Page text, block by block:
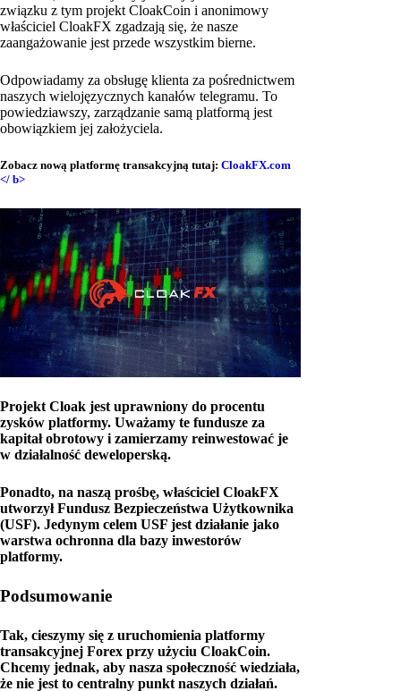
związku z tym projekt CloakCoin i anonimowy
właściciel CloakFX zgadzają się, że nasze
zaangażowanie jest przede wszystkim bierne.
Odpowiadamy za obsługę klienta za pośrednictwem
naszych wielojęzycznych kanałów telegramu. To
powiedziawszy, zarządzanie samą platformą jest
obowiązkiem jej założyciela.
Zobacz nową platformę transakcyjną tutaj: CloakFX.com
</ b>
Projekt Cloak jest uprawniony do procentu
zysków platformy. Uważamy te fundusze za
kapitał obrotowy i zamierzamy reinwestować je
w działalność deweloperską.
Ponadto, na naszą prośbę, właściciel CloakFX
utworzył Fundusz Bezpieczeństwa Użytkownika
(USF). Jedynym celem USF jest działanie jako
warstwa ochronna dla bazy inwestorów
platformy.
Podsumowanie
Tak, cieszymy się z uruchomienia platformy
transakcyjnej Forex przy użyciu CloakCoin.
Chcemy jednak, aby nasza społeczność wiedziała,
że nie jest to centralny punkt naszych działań.